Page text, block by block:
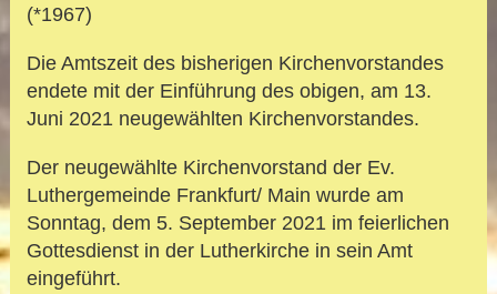
(*1967)
Die Amtszeit des bisherigen Kirchenvorstandes
endete mit der Einführung des obigen, am 13.
Juni 2021 neugewählten Kirchenvorstandes.
Der neugewählte Kirchenvorstand der Ev.
Luthergemeinde Frankfurt/ Main wurde am
Sonntag, dem 5. September 2021 im feierlichen
Gottesdienst in der Lutherkirche in sein Amt
eingeführt.